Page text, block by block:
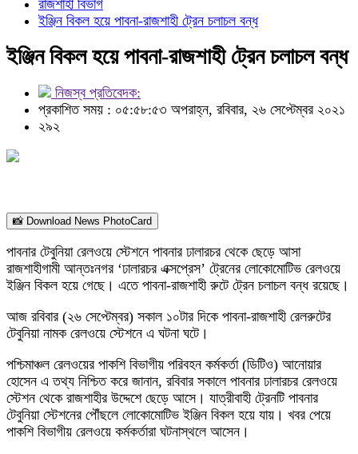
রাজশাহী বিভাগ
ইঞ্জিন বিকল হয়ে পাবনা-রাজশাহী ট্রেন চলাচল বন্ধ
ইঞ্জিন বিকল হয়ে পাবনা-রাজশাহী ট্রেন চলাচল বন্ধ
নিজস্ব প্রতিবেদক:
প্রকাশিত সময় : ০৫:৫৮:৫৩ অপরাহ্ন, রবিবার, ২৬ সেপ্টেম্বর ২০২১
২৯২
📸 Download News PhotoCard
পাবনার টেবুনিয়া রেলওয়ে স্টেশনে পাবনার ঢালারচর থেকে ছেড়ে আসা
রাজশাহীগামী আন্তঃনগর ‘ঢালারচর এক্সপ্রেস’ ট্রেনের লোকোমোটিভ রেলওয়ে
ইঞ্জিন বিকল হয়ে গেছে। এতে পাবনা-রাজশাহী রুটে ট্রেন চলাচল বন্ধ রয়েছে।
আজ রবিবার (২৬ সেপ্টেম্বর) সকাল ১০টার দিকে পাবনা-রাজশাহী রেলরুটের
টেবুনিয়া নামক রেলওয়ে স্টেশনে এ ঘটনা ঘটে।
পশ্চিমাঞ্চল রেলওয়ের পাকশি বিভাগীয় পরিবহন কর্মকর্তা (ডিটিও) আনোয়ার
হোসেন এ তথ্য নিশ্চিত করে জানান, রবিবার সকালে পাবনার ঢালারচর রেলওয়ে
স্টেশন থেকে রাজশাহীর উদ্দেশে ছেড়ে আসে। যাত্রীবাহী ট্রেনটি পাবনার
টেবুনিয়া স্টেশনের পৌঁছলে লোকোমোটিভ ইঞ্জিন বিকল হয়ে যায়। খবর পেয়ে
পাকশি বিভাগীয় রেলওয়ে কর্মকর্তারা ঘটনাস্থলে আসেন।